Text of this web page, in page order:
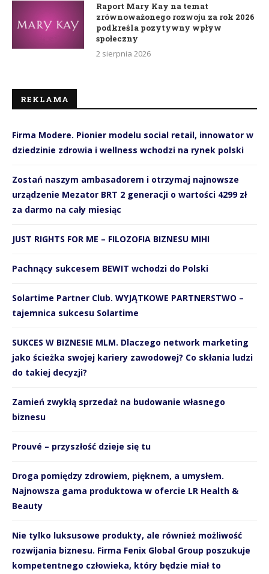
Raport Mary Kay na temat
zrównoważonego rozwoju za rok 2026
podkreśla pozytywny wpływ
społeczny
2 sierpnia 2026
REKLAMA
Firma Modere. Pionier modelu social retail, innowator w
dziedzinie zdrowia i wellness wchodzi na rynek polski
Zostań naszym ambasadorem i otrzymaj najnowsze
urządzenie Mezator BRT 2 generacji o wartości 4299 zł
za darmo na cały miesiąc
JUST RIGHTS FOR ME – FILOZOFIA BIZNESU MIHI
Pachnący sukcesem BEWIT wchodzi do Polski
Solartime Partner Club. WYJĄTKOWE PARTNERSTWO –
tajemnica sukcesu Solartime
SUKCES W BIZNESIE MLM. Dlaczego network marketing
jako ścieżka swojej kariery zawodowej? Co skłania ludzi
do takiej decyzji?
Zamień zwykłą sprzedaż na budowanie własnego
biznesu
Prouvé – przyszłość dzieje się tu
Droga pomiędzy zdrowiem, pięknem, a umysłem.
Najnowsza gama produktowa w ofercie LR Health &
Beauty
Nie tylko luksusowe produkty, ale również możliwość
rozwijania biznesu. Firma Fenix Global Group poszukuje
kompetentnego człowieka, który będzie miał to